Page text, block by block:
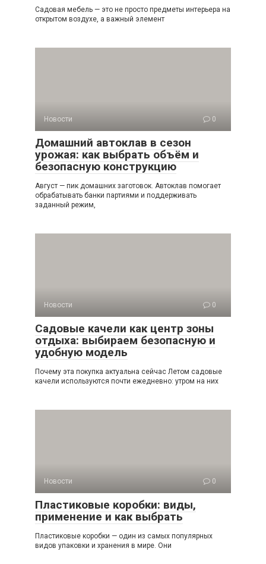
Садовая мебель — это не просто предметы интерьера на
открытом воздухе, а важный элемент
Новости 0
Домашний автоклав в сезон
урожая: как выбрать объём и
безопасную конструкцию
Август — пик домашних заготовок. Автоклав помогает
обрабатывать банки партиями и поддерживать
заданный режим,
Новости 0
Садовые качели как центр зоны
отдыха: выбираем безопасную и
удобную модель
Почему эта покупка актуальна сейчас Летом садовые
качели используются почти ежедневно: утром на них
Новости 0
Пластиковые коробки: виды,
применение и как выбрать
Пластиковые коробки — один из самых популярных
видов упаковки и хранения в мире. Они